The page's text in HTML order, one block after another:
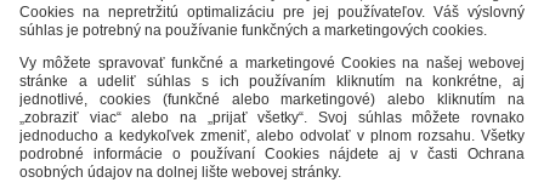
Odkazy
Alternatívne riešenie sporov Práva a povinnosti odberateľov
Ochrana osobných údajov Cenník zemný plyn Časopis Teplo v
meste Impresum Etický kódex Podmienky a ustanovenia Mapa
stránky